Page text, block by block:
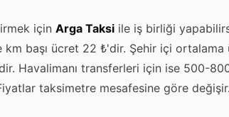
için Arga Taksiile iş birliği
km başı ücret 22 ₺'dir. Şehir içi ortalama
Havalimanı transferleri için ise 500-
taksimetre mesafesine göre değişir.